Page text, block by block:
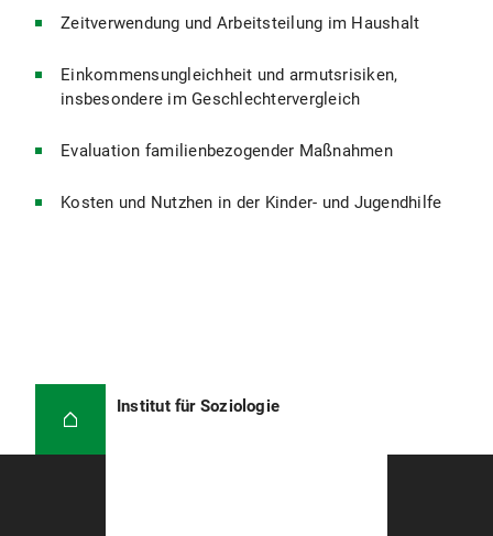
Zeitverwendung und Arbeitsteilung im Haushalt
Einkommensungleichheit und armutsrisiken,
insbesondere im Geschlechtervergleich
Evaluation familienbezogender Maßnahmen
Kosten und Nutzhen in der Kinder- und Jugendhilfe
Institut für Soziologie